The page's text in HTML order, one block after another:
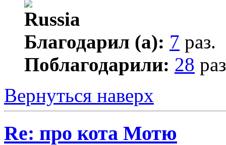
Благодарил (а): 7 раз.
Поблагодарили: 28
Вернуться наверх
Re: про кота Мотю